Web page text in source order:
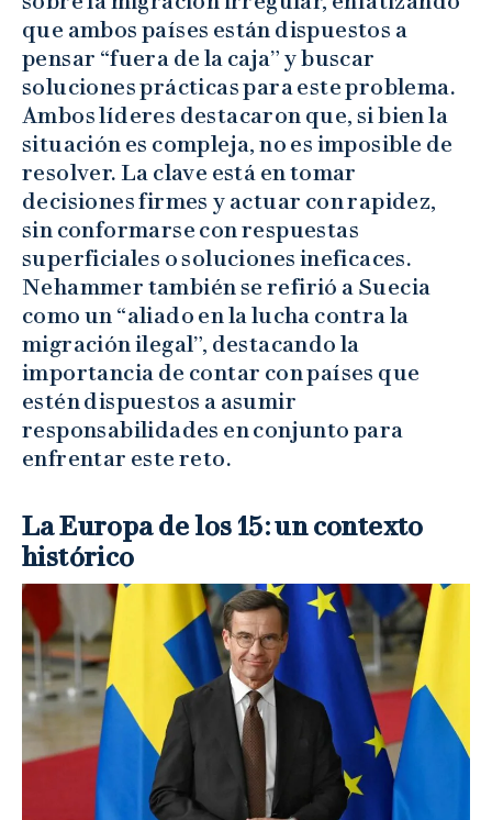
que ambos países están dispuestos a
pensar “fuera de la caja” y buscar
soluciones prácticas para este problema.
Ambos líderes destacaron que, si bien la
situación es compleja, no es imposible de
resolver. La clave está en tomar
decisiones firmes y actuar con rapidez,
sin conformarse con respuestas
superficiales o soluciones ineficaces.
Nehammer también se refirió a Suecia
como un “aliado en la lucha contra la
migración ilegal”, destacando la
importancia de contar con países que
estén dispuestos a asumir
responsabilidades en conjunto para
enfrentar este reto.
La Europa de los 15: un contexto
histórico